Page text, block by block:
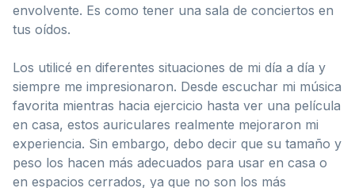
envolvente. Es como tener una sala de conciertos en
tus oídos.
Los utilicé en diferentes situaciones de mi día a día y
siempre me impresionaron. Desde escuchar mi música
favorita mientras hacia ejercicio hasta ver una película
en casa, estos auriculares realmente mejoraron mi
experiencia. Sin embargo, debo decir que su tamaño y
peso los hacen más adecuados para usar en casa o
en espacios cerrados, ya que no son los más